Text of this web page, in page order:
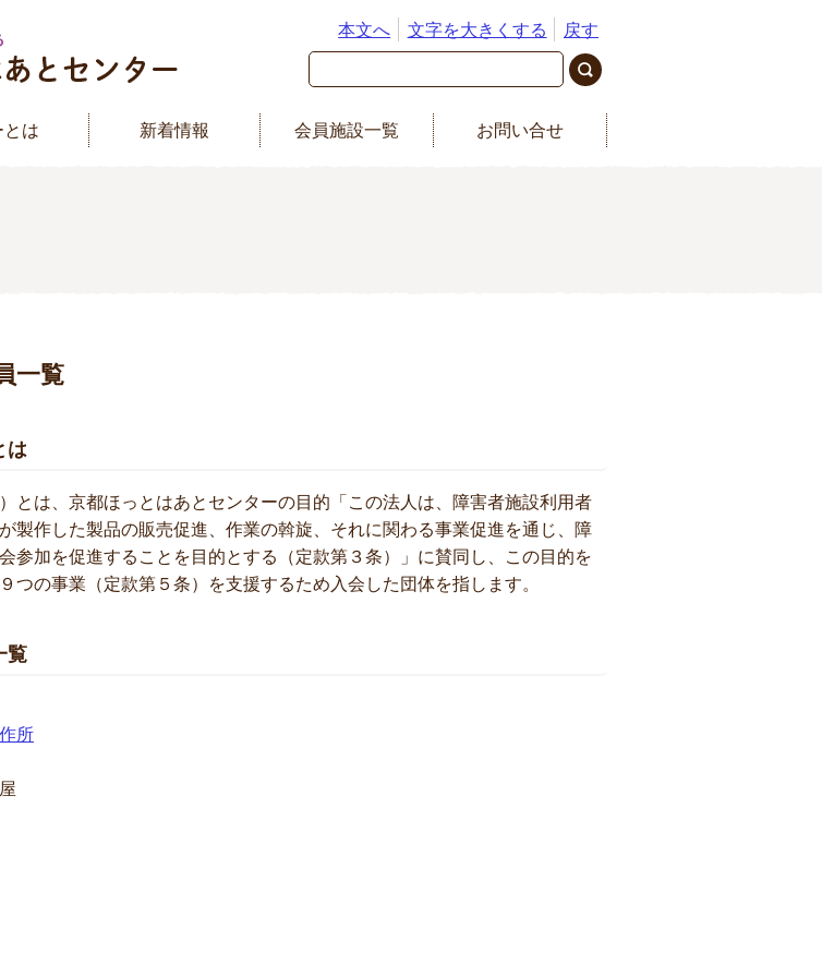
本文へ 文字を大きくする 戻す
は 新着情報 会員施設一覧 お問い合せ
一覧
は
とは、京都ほっとはあとセンターの目的「この法人は、障害者施設利用者
製作した製品の販売促進、作業の斡旋、それに関わる事業促進を通じ、障
参加を促進することを目的とする（定款第３条）」に賛同し、この目的を
つの事業（定款第５条）を支援するため入会した団体を指します。
覧
所